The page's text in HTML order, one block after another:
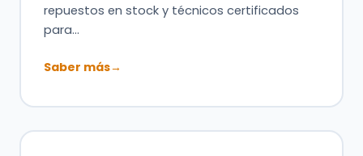
repuestos en stock y técnicos certificados
para…
Saber más→